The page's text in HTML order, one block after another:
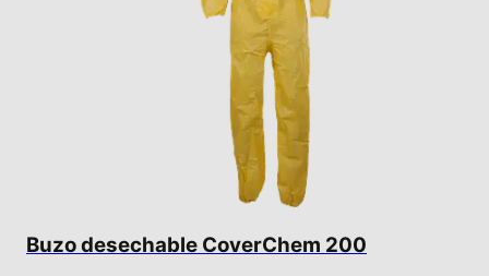
Buzo desechable CoverChem 200